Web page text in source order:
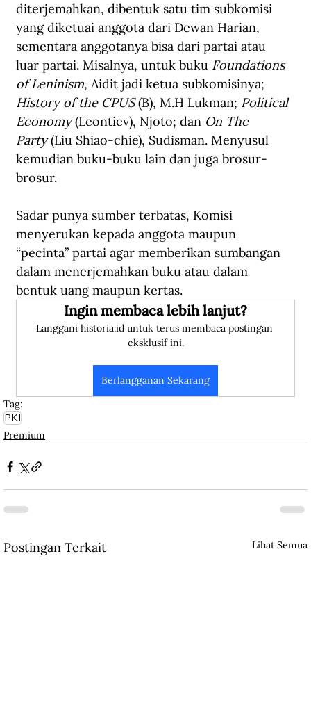
diterjemahkan, dibentuk satu tim subkomisi
yang diketuai anggota dari Dewan Harian,
sementara anggotanya bisa dari partai atau
luar partai. Misalnya, untuk buku Foundations
of Leninism, Aidit jadi ketua subkomisinya;
History of the CPUS (B), M.H Lukman; Political
Economy (Leontiev), Njoto; dan On The
Party (Liu Shiao-chie), Sudisman. Menyusul
kemudian buku-buku lain dan juga brosur-
brosur.
Sadar punya sumber terbatas, Komisi
menyerukan kepada anggota maupun
“pecinta” partai agar memberikan sumbangan
dalam menerjemahkan buku atau dalam
bentuk uang maupun kertas.
Ingin membaca lebih lanjut?
Langgani historia.id untuk terus membaca postingan
eksklusif ini.
Berlangganan Sekarang
Tag:
PKI
Premium
Postingan Terkait Lihat Semua